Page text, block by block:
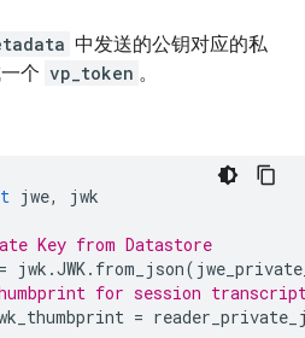
中发送的公钥对应的私
个 vp_token 。
jwe, jwk
Key from Datastore
= jwk .JWK. from_json(
for session
=